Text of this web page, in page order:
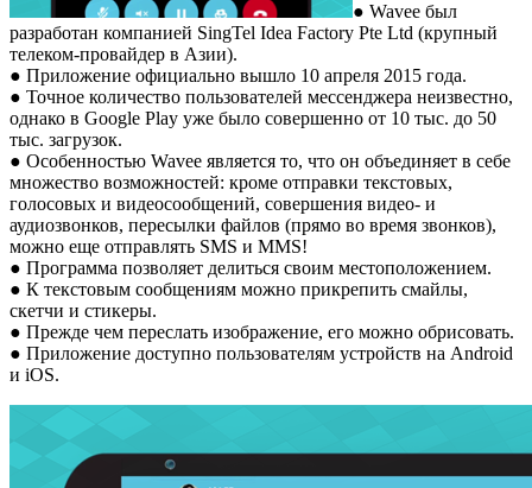
● Wavee был
разработан компанией SingTel Idea Factory Pte Ltd (крупный
телеком-провайдер в Азии).
● Приложение официально вышло 10 апреля 2015 года.
● Точное количество пользователей мессенджера неизвестно,
однако в Google Play уже было совершенно от 10 тыс. до 50
тыс. загрузок.
● Особенностью Wavee является то, что он объединяет в себе
множество возможностей: кроме отправки текстовых,
голосовых и видеосообщений, совершения видео- и
аудиозвонков, пересылки файлов (прямо во время звонков),
можно еще отправлять SMS и MMS!
● Программа позволяет делиться своим местоположением.
● К текстовым сообщениям можно прикрепить смайлы,
скетчи и стикеры.
● Прежде чем переслать изображение, его можно обрисовать.
● Приложение доступно пользователям устройств на Android
и iOS.